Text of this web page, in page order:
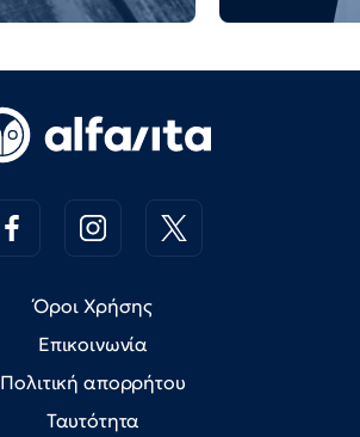
Όροι Χρήσης
Επικοινωνία
Πολιτική απορρήτου
Ταυτότητα